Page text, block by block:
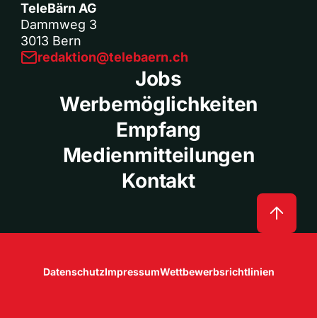
TeleBärn AG
Dammweg 3
3013 Bern
redaktion@telebaern.ch
Jobs
Werbemöglichkeiten
Empfang
Medienmitteilungen
Kontakt
DatenschutzImpressumWettbewerbsrichtlinien